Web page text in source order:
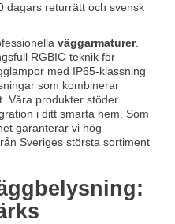
dagars returrätt och svensk
väggarmaturer.
RGBIC-teknik för
med IP65-klassning
som kombinerar
Våra produkter stöder
i ditt smarta hem. Som
garanterar vi hög
Sveriges största sortiment